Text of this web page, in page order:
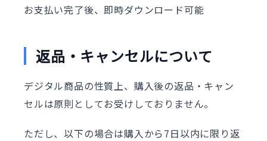
お支払い完了後、即時ダウンロード可能
返品・キャンセルについて
デジタル商品の性質上、購入後の返品・キャン
セルは原則としてお受けしておりません。
ただし、以下の場合は購入から7日以内に限り返